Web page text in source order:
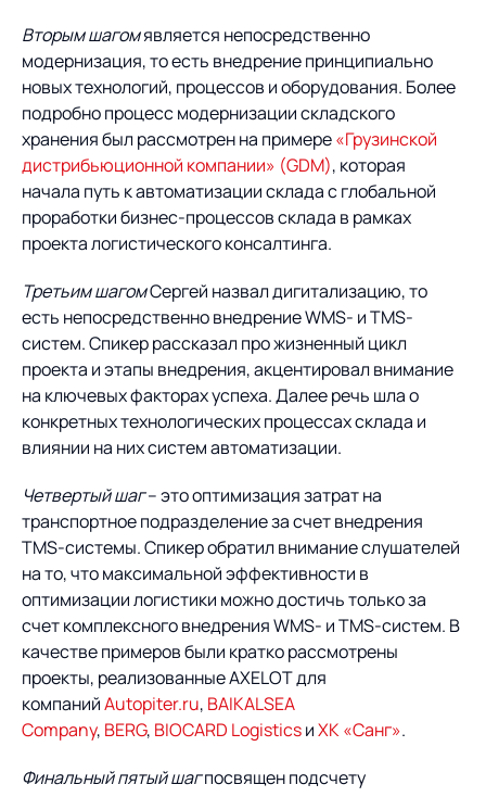
Вторым шагомявляется непосредственно
модернизация, то есть внедрение принципиально
новых технологий, процессов и оборудования. Более
подробно процесс модернизации складского
хранения был рассмотрен на примере«Грузинской
дистрибьюционной компании» (GDM), которая
начала путь к автоматизации склада с глобальной
проработки бизнес-процессов склада в рамках
проекта логистического консалтинга.
Третьим шагомСергей назвал дигитализацию, то
есть непосредственно внедрение WMS- и TMS-
систем. Спикер рассказал про жизненный цикл
проекта и этапы внедрения, акцентировал внимание
на ключевых факторах успеха. Далее речь шла о
конкретных технологических процессах склада и
влиянии на них систем автоматизации.
Четвертый шаг– это оптимизация затрат на
транспортное подразделение за счет внедрения
TMS-системы. Спикер обратил внимание слушателей
на то, что максимальной эффективности в
оптимизации логистики можно достичь только за
счет комплексного внедрения WMS- и TMS-систем. В
качестве примеров были кратко рассмотрены
проекты, реализованные AXELOT для
компанийAutopiter.ru, BAIKALSEA
Company, BERG, BIOCARD LogisticsиХК «Санг».
Финальный пятый шагпосвящен подсчету